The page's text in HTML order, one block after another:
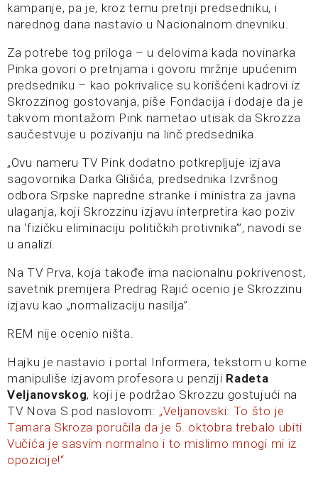
kampanje, pa je, kroz temu pretnji predsedniku, i
narednog dana nastavio u Nacionalnom dnevniku.
Za potrebe tog priloga – u delovima kada novinarka
Pinka govori o pretnjama i govoru mržnje upućenim
predsedniku – kao pokrivalice su korišćeni kadrovi iz
Skrozzinog gostovanja, piše Fondacija i dodaje da je
takvom montažom Pink nametao utisak da Skrozza
saučestvuje u pozivanju na linč predsednika.
„Ovu nameru TV Pink dodatno potkrepljuje izjava
sagovornika Darka Glišića, predsednika Izvršnog
odbora Srpske napredne stranke i ministra za javna
ulaganja, koji Skrozzinu izjavu interpretira kao poziv
na ‘fizičku eliminaciju političkih protivnika’”, navodi se
u analizi.
Na TV Prva, koja takođe ima nacionalnu pokrivenost,
savetnik premijera Predrag Rajić ocenio je Skrozzinu
izjavu kao „normalizaciju nasilja”.
REM nije ocenio ništa.
Hajku je nastavio i portal Informera, tekstom u kome
manipuliše izjavom profesora u penziji Radeta
Veljanovskog, koji je podržao Skrozzu gostujući na
TV Nova S pod naslovom: „Veljanovski: To što je
Tamara Skroza poručila da je 5. oktobra trebalo ubiti
Vučića je sasvim normalno i to mislimo mnogi mi iz
opozicije!“